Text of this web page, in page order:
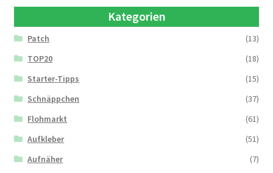
Kategorien
Patch
(13)
TOP20
(18)
Starter-Tipps
(15)
Schnäppchen
(37)
Flohmarkt
(61)
Aufkleber
(51)
Aufnäher
(7)